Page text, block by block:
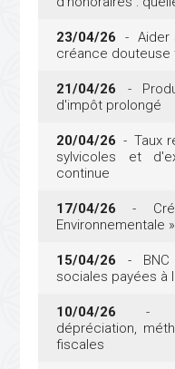
23/04/26 - Aider
créance douteuse
21/04/26 -
d'impôt prolongé
20/04/26 - Taux
sylvicoles et
continue
17/04/26 -
Environnementale
15/04/26 - BNC
sociales payées à
10/04/26 -
dépréciation,
fiscales